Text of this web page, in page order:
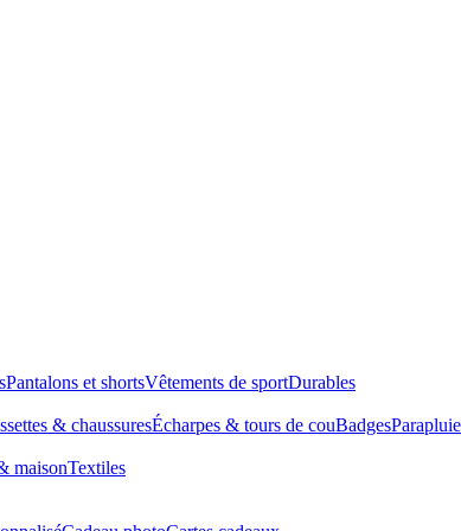
Pantalons et shortsVêtements de sportDurables
& chaussuresÉcharpes & tours de couBadges
maisonTextiles